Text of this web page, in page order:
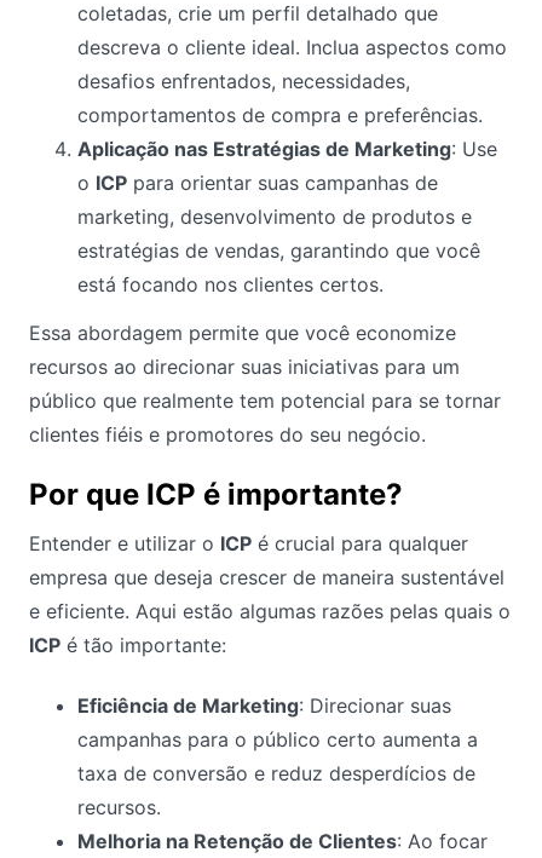
coletadas, crie um perfil detalhado que
descreva o cliente ideal. Inclua aspectos como
desafios enfrentados, necessidades,
comportamentos de compra e preferências.
Aplicação nas Estratégias de Marketing: Use
o ICP para orientar suas campanhas de
marketing, desenvolvimento de produtos e
estratégias de vendas, garantindo que você
está focando nos clientes certos.
Essa abordagem permite que você economize
recursos ao direcionar suas iniciativas para um
público que realmente tem potencial para se tornar
clientes fiéis e promotores do seu negócio.
Por que ICP é importante?
Entender e utilizar o ICP é crucial para qualquer
empresa que deseja crescer de maneira sustentável
e eficiente. Aqui estão algumas razões pelas quais o
ICP é tão importante:
Eficiência de Marketing: Direcionar suas
campanhas para o público certo aumenta a
taxa de conversão e reduz desperdícios de
recursos.
Melhoria na Retenção de Clientes: Ao focar